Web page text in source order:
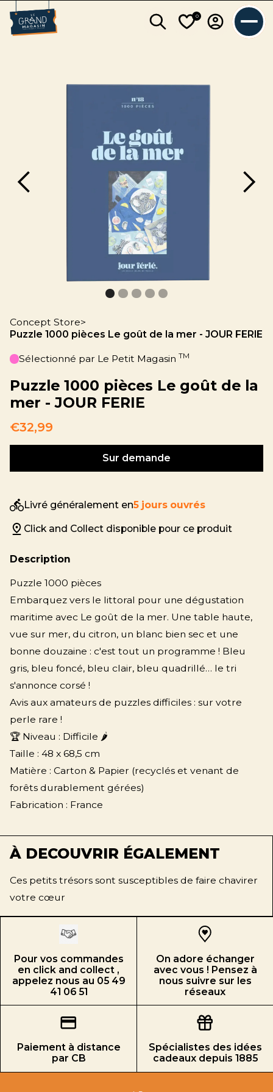
0
Concept Store>
Puzzle 1000 pièces Le goût de la mer - JOUR FERIE
Sélectionné par Le Petit Magasin TM
Puzzle 1000 pièces Le goût de la
mer - JOUR FERIE
€32,99
Sur demande
Livré généralement en5 jours ouvrés
Click and Collect disponible pour ce produit
Description
Puzzle 1000 pièces
Embarquez vers le littoral pour une dégustation
maritime avec Le goût de la mer. Une table haute,
vue sur mer, du citron, un blanc bien sec et une
bonne douzaine : c'est tout un programme ! Bleu
gris, bleu foncé, bleu clair, bleu quadrillé… le tri
s'annonce corsé !
Avis aux amateurs de puzzles difficiles : sur votre
perle rare !
🏆 Niveau : Difficile 🌶
Taille : 48 x 68,5 cm
Matière : Carton & Papier (recyclés et venant de
forêts durablement gérées)
Fabrication : France
À DECOUVRIR ÉGALEMENT
Ces petits trésors sont susceptibles de faire chavirer
votre cœur
Pour vos commandes
en click and collect ,
appelez nous au 05 49
41 06 51
On adore échanger
avec vous ! Pensez à
nous suivre sur les
réseaux
Paiement à distance
par CB
Spécialistes des idées
cadeaux depuis 1885